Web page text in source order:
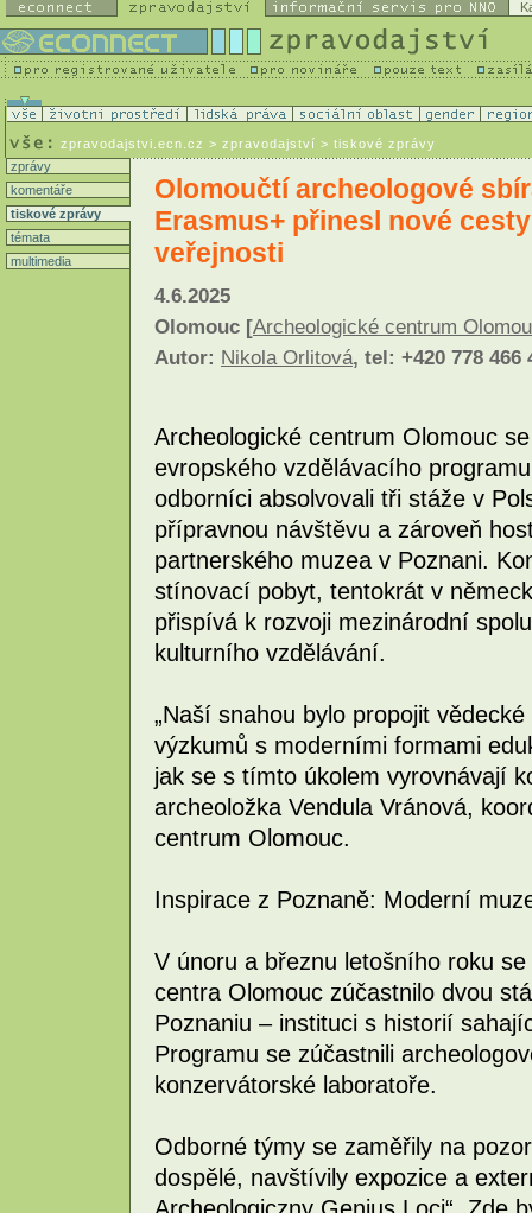
zpravodajstvi.ecn.cz > zpravodajství > tiskové zprávy
zprávy
komentáře
tiskové zprávy
témata
multimedia
Olomoučtí archeologové
Erasmus+ přinesl nové
veřejnosti
4.6.2025
Olomouc [Archeologické centrum
Autor: Nikola Orlitová, tel: +420 778 466
Archeologické centrum Olomouc
evropského vzdělávacího
odborníci absolvovali tři stáže v
přípravnou návštěvu a zároveň
partnerského muzea v Poznani.
stínovací pobyt, tentokrát v
přispívá k rozvoji mezinárodní
kulturního vzdělávání.
„Naší snahou bylo propojit
výzkumů s moderními formami
jak se s tímto úkolem vyrovnávají
archeoložka Vendula Vránová,
centrum Olomouc.
Inspirace z Poznaně: Moderní
V únoru a březnu letošního roku
centra Olomouc zúčastnilo dvou
Poznaniu – instituci s historií
Programu se zúčastnili
konzervátorské laboratoře.
Odborné týmy se zaměřily na
dospělé, navštívily expozice a